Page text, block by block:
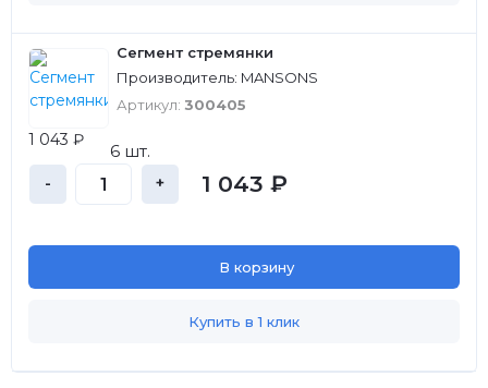
Сегмент стремянки
Производитель: MANSONS
Артикул: 300405
1 043 ₽
6 шт.
- + 1 043 ₽
В корзину
Купить в 1 клик